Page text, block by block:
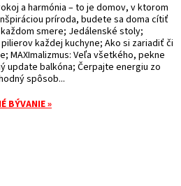
a harmónia – to je domov, v ktorom
príroda, budete sa doma cítiť
smere; Jedálenské stoly;
každej kuchyne; Ako si zariadiť či
MAXImalizmus: Veľa všetkého, pekne
update balkóna; Čerpajte energiu zo
spôsob...
BÝVANIE »